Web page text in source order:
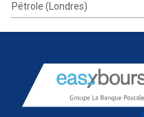
Pétrole (Londres)